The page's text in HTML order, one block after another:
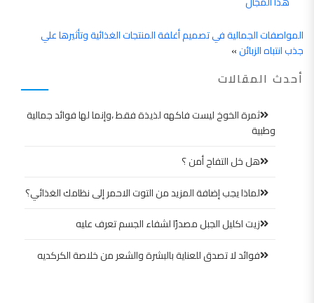
المواصفات الجمالية في تصميم أغلفة المنتجات الغذائية وتأثيرها علي
جذب انتباه الزبائن»
أحدث المقالات
ثمرة الخوخ ليست فاكهه لذيذة فقط ،وإنما لها فوائد جمالية
وطبية
هل خل التفاح أمن ؟
لماذا يجب إضافة المزيد من التوت الاحمر إلى نظامك الغذائي؟
زيت اكليل الجبل مصدرًا لشفاء الجسم تعرف عليه
فوائد لا تصدق للعناية بالبشرة والشعر من خلاصة الكركديه